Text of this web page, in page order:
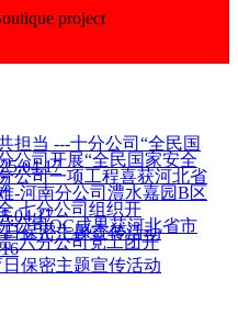
project
担当 ---十分公司“全民国
司开展“全民国家安全
司一项工程喜获河北省
-河南分公司澧水嘉园B区
七分公司组织开
日保密主题宣传活动
司QC成果获河北省市
六分公司党工团开
保密主题宣传活动